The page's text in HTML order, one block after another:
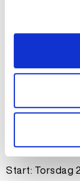
Mörbybadet
Simskola
Start: Torsdag